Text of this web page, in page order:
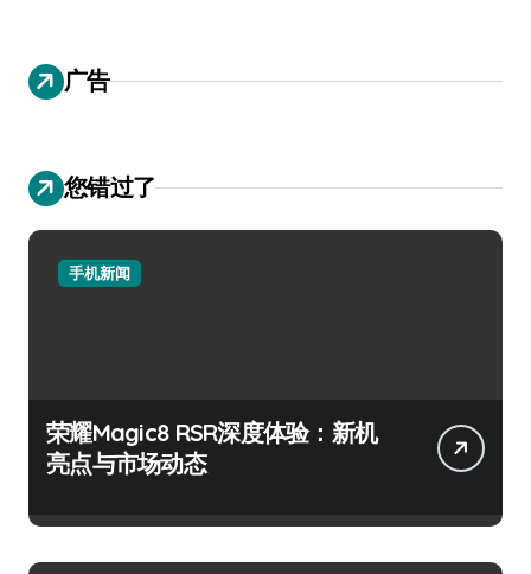
广告
您错过了
手机新闻
荣耀Magic8 RSR深度体验：新机
亮点与市场动态